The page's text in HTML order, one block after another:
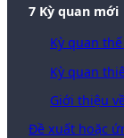
7 Kỳ quan mới
Kỳ quan
Kỳ quan
Giới thiệu
Đề xuất hoặc